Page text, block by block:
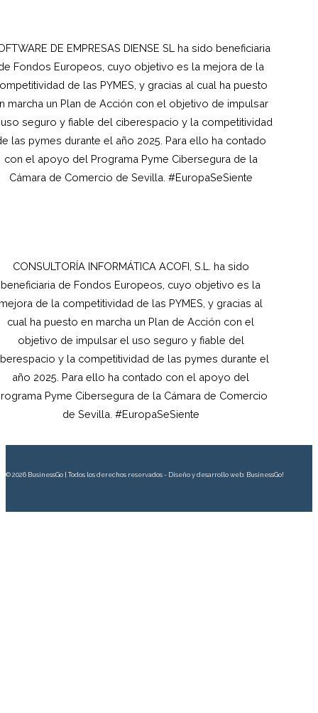
DE EMPRESAS DIENSE SL ha sido beneficiaria
Fondos Europeos, cuyo objetivo es la mejora de la
de las PYMES, y gracias al cual ha puesto
marcha un Plan de Acción con el objetivo de impulsar
seguro y fiable del ciberespacio y la competitividad
las pymes durante el año 2025. Para ello ha contado
con el apoyo del Programa Pyme Cibersegura de la
Cámara de Comercio de Sevilla. #EuropaSeSiente
CONSULTORÍA INFORMÁTICA ACOFI, S.L. ha sido
beneficiaria de Fondos Europeos, cuyo objetivo es la
de la competitividad de las PYMES, y gracias al
cual ha puesto en marcha un Plan de Acción con el
objetivo de impulsar el uso seguro y fiable del
y la competitividad de las pymes durante el
año 2025. Para ello ha contado con el apoyo del
Pyme Cibersegura de la Cámara de Comercio
de Sevilla. #EuropaSeSiente
© 2026 BusinessGo | Todos los derechos reservados - Diseño y desarrollo web: BusinessGo!